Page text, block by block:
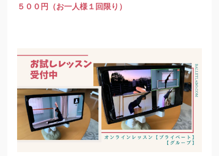
５００円（お一人様１回限り）